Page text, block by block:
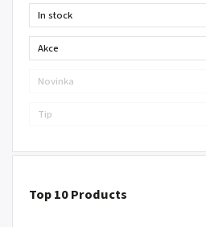
In stock
Akce
Novinka
Tip
Top 10 Products